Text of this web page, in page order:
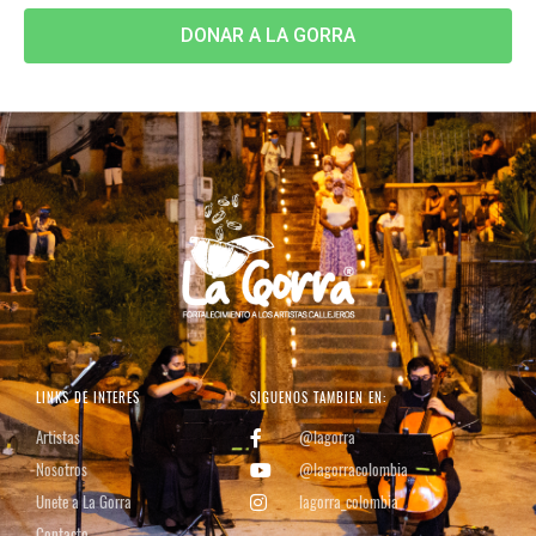
DONAR A LA GORRA
SIGUENOS TAMBIEN EN:
@lagorra
@lagorracolombia
lagorra_colombia
LINKS DE INTERES
Artistas
Nosotros
Unete a La Gorra